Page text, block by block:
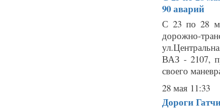
90 аварий
С 23 по 28
дорожно-
ВАЗ - 2107,
своего
28 мая 11:33
Дороги